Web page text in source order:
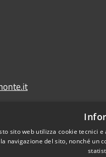
sito web utilizza cookie tecnici
navigazione del sito, nonché un